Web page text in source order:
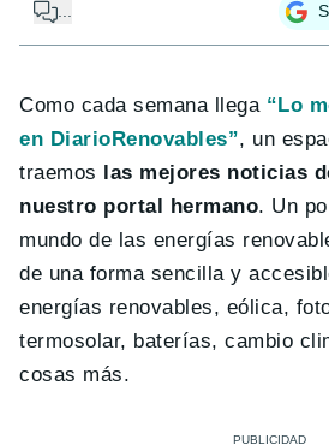
...
Como cada semana llega “Lo
en DiarioRenovables”, un
traemos las mejores noticias
nuestro portal hermano. Un
mundo de las energías
de una forma sencilla y
energías renovables, eólica,
termosolar, baterías, cambio
cosas más.